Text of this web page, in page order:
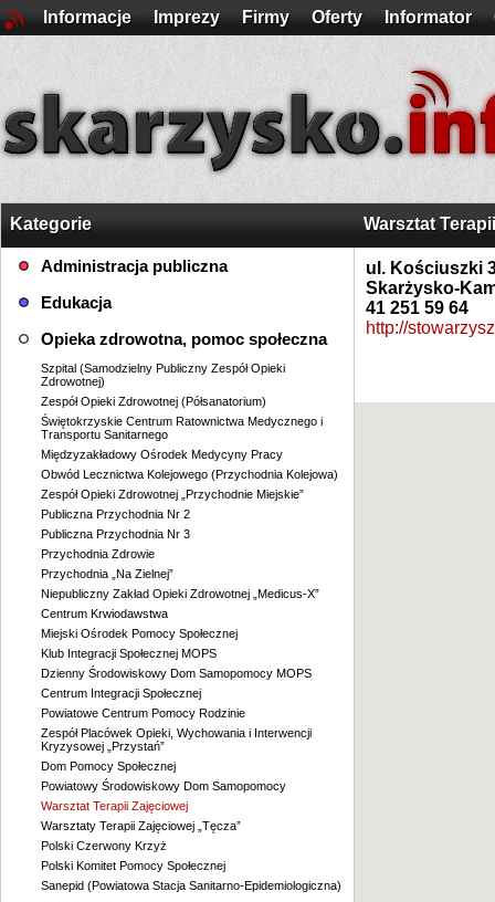
Informacje Imprezy Firmy Oferty Informator
Kategorie
Administracja publiczna
Edukacja
Opieka zdrowotna, pomoc społeczna
Szpital (Samodzielny Publiczny Zespół Opieki
Zdrowotnej)
Zespół Opieki Zdrowotnej (Półsanatorium)
Świętokrzyskie Centrum Ratownictwa Medycznego i
Transportu Sanitarnego
Międzyzakładowy Ośrodek Medycyny Pracy
Obwód Lecznictwa Kolejowego (Przychodnia Kolejowa)
Zespół Opieki Zdrowotnej „Przychodnie Miejskie”
Publiczna Przychodnia Nr 2
Publiczna Przychodnia Nr 3
Przychodnia Zdrowie
Przychodnia „Na Zielnej”
Niepubliczny Zakład Opieki Zdrowotnej „Medicus-X”
Centrum Krwiodawstwa
Miejski Ośrodek Pomocy Społecznej
Klub Integracji Społecznej MOPS
Dzienny Środowiskowy Dom Samopomocy MOPS
Centrum Integracji Społecznej
Powiatowe Centrum Pomocy Rodzinie
Zespół Placówek Opieki, Wychowania i Interwencji
Kryzysowej „Przystań”
Dom Pomocy Społecznej
Powiatowy Środowiskowy Dom Samopomocy
Warsztat Terapii Zajęciowej
Warsztaty Terapii Zajęciowej „Tęcza”
Polski Czerwony Krzyż
Polski Komitet Pomocy Społecznej
Sanepid (Powiatowa Stacja Sanitarno-Epidemiologiczna)
Warsztat
ul. Kościuszki
Skarżysko-
41 251 59 64
http://